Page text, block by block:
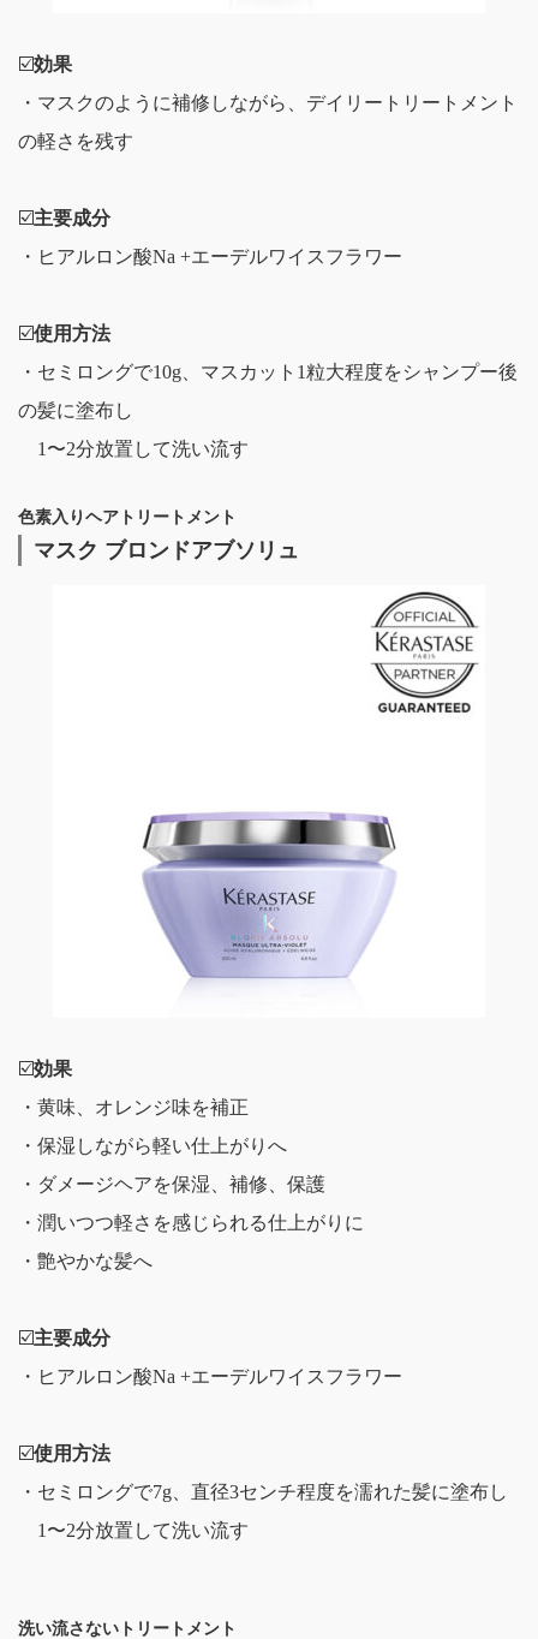
☑️効果
・マスクのように補修しながら、デイリートリートメント
の軽さを残す
☑️主要成分
・ヒアルロン酸Na +エーデルワイスフラワー
☑️使用方法
・セミロングで10g、マスカット1粒大程度をシャンプー後
の髪に塗布し
1〜2分放置して洗い流す
色素入りヘアトリートメント
マスク ブロンドアブソリュ
☑️効果
・黄味、オレンジ味を補正
・保湿しながら軽い仕上がりへ
・ダメージヘアを保湿、補修、保護
・潤いつつ軽さを感じられる仕上がりに
・艶やかな髪へ
☑️主要成分
・ヒアルロン酸Na +エーデルワイスフラワー
☑️使用方法
・セミロングで7g、直径3センチ程度を濡れた髪に塗布し
1〜2分放置して洗い流す
洗い流さないトリートメント